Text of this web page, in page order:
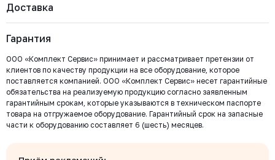
Диаметр номинальный
Диаметр номинальный
ДУ 32
Наличие
Есть
Цена с НДС
1 057 ₽ Купить
МВ РВ 025
Диаметр номинальныйНаличие Цена с НДС
753 ₽ Купить
Важно: Отгрузка товара производится после 100%
оплаты и зачисления средств на расчетный счет
ООО «Комплект Сервис».
Безналичный расчёт
Мы выставляем счёт на оплату, который можно оплатить в
любом банке
Для юридических лиц
Доставка
Гарантия
ООО «Комплект Сервис» принимает и рассматривает претензии от
клиентов по качеству продукции на все оборудование, которое
поставляется компанией. ООО «Комплект Сервис» несет гарантийные
обязательства на реализуемую продукцию согласно заявленным
гарантийным срокам, которые указываются в техническом паспорте
товара на отгружаемое оборудование. Гарантийный срок на запасные
части к оборудованию составляет 6 (шесть) месяцев.